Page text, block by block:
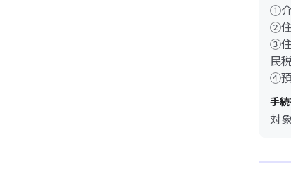
①介
②住
③住
民
④預
手
対